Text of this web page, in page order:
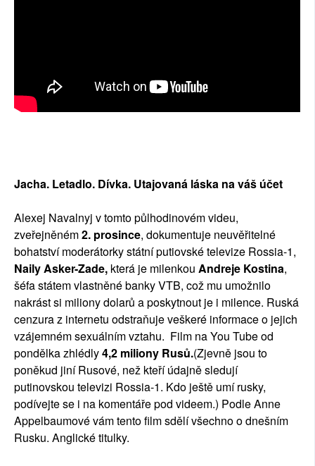
Jacha. Letadlo. Dívka. Utajovaná láska na váš účet
Alexej Navalnyj v tomto půlhodinovém videu,
zveřejněném2. prosince, dokumentuje neuvěřitelné
bohatství moderátorky státní putiovské televize Rossia-1,
Naily Asker-Zade, která je milenkou Andreje Kostina,
šéfa státem vlastněné banky VTB, což mu umožnilo
nakrást si miliony dolarů a poskytnout je i milence. Ruská
cenzura z internetu odstraňuje veškeré informace o jejich
vzájemném sexuálním vztahu. Film na You Tube od
pondělka zhlédly4,2 miliony Rusů.(Zjevně jsou to
poněkud jiní Rusové, než kteří údajně sledují
putinovskou televizi Rossia-1. Kdo ještě umí rusky,
podívejte se i na komentáře pod videem.) Podle Anne
Appelbaumové vám tento film sdělí všechno o dnešním
Rusku. Anglické titulky.